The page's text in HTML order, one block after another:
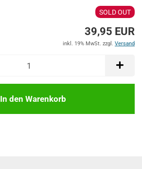
SOLD OUT
39,95 EUR
inkl. 19% MwSt. zzgl. Versand
In den Warenkorb